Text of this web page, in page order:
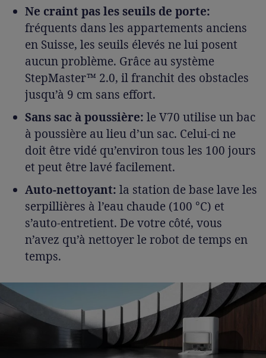
Ne craint pas les seuils de porte:
fréquents dans les appartements anciens
en Suisse, les seuils élevés ne lui posent
aucun problème. Grâce au système
StepMaster™ 2.0, il franchit des obstacles
jusqu’à 9 cm sans effort.
Sans sac à poussière: le V70 utilise un bac
à poussière au lieu d’un sac. Celui-ci ne
doit être vidé qu’environ tous les 100 jours
et peut être lavé facilement.
Auto-nettoyant: la station de base lave les
serpillières à l’eau chaude (100 °C) et
s’auto-entretient. De votre côté, vous
n’avez qu’à nettoyer le robot de temps en
temps.